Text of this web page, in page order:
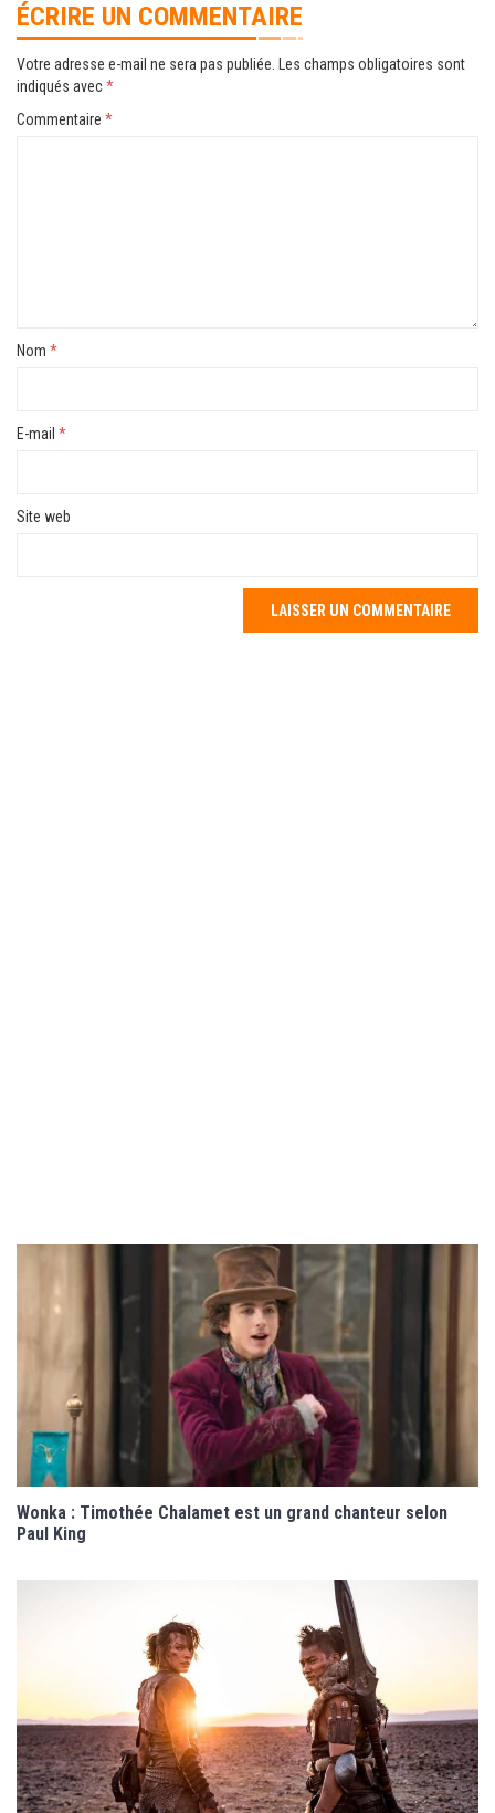
ÉCRIRE UN COMMENTAIRE
Votre adresse e-mail ne sera pas publiée.
Les champs obligatoires sont
indiqués avec*
Commentaire *
Nom *
E-mail *
Site web
Wonka : Timothée Chalamet est un grand chanteur selon
Paul King